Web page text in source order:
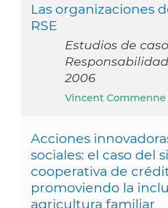
Las organizaciones
RSE
Estudios de
2006
Vincent Commenne
Acciones
sociales: el caso del
cooperativa de
promoviendo la
agricultura familiar